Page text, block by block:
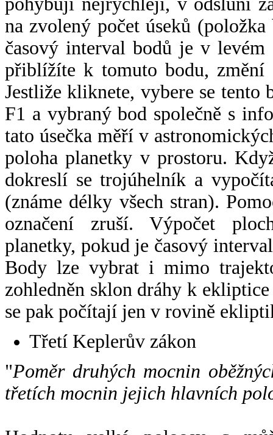
na zvolený počet úseků
časový interval bodů je v
přiblížíte k tomuto bodu,
Jestliže kliknete, vybere se tento
F1 a vybraný bod společně s
tato úsečka měří v
poloha planetky v prostoru.
dokreslí se trojúhelník a
(známe délky všech stran).
označení zruší. Výpočet
planetky, pokud je časový
Body lze vybrat i mimo
zohledněn sklon dráhy k
se pak počítají jen v rovině
Třetí Keplerův zákon
"Poměr druhých mocnin
třetích mocnin jejich hlavních